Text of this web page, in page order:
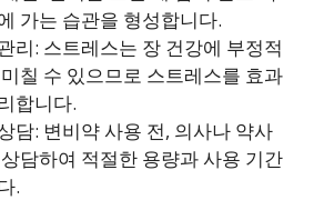
가는 습관을 형성합니다.
리: 스트레스는 장 건강에 부정적
칠 수 있으므로 스트레스를 효과
합니다.
담: 변비약 사용 전, 의사나 약사
담하여 적절한 용량과 사용 기간
.